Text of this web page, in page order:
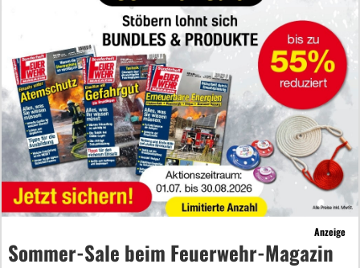
Anzeige
Sommer-Sale beim Feuerwehr-Magazin